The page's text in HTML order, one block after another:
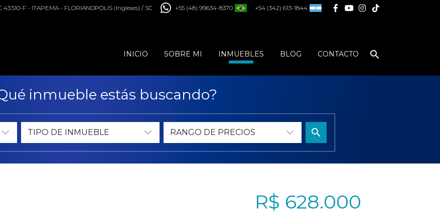
F - ITAPEMA - FLORIANOPOLIS (Ingleses) / SC +55 (48) 99634-8370 +54 (342) 613-1844
INICIO SOBRE MI INMUEBLES BLOG CONTACTO search
inmueble estás buscando?
search
R$ 628.000